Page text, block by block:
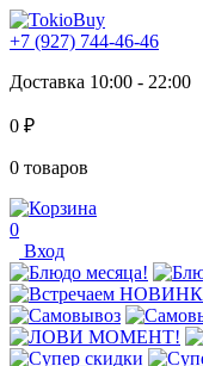
+7 (927) 744-46-46
Доставка 10:00 - 22:00
0 ₽
0 товаров
0
Вход